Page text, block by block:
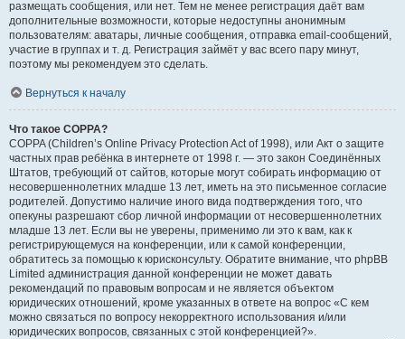
размещать сообщения, или нет. Тем не менее регистрация даёт вам
дополнительные возможности, которые недоступны анонимным
пользователям: аватары, личные сообщения, отправка email-сообщений,
участие в группах и т. д. Регистрация займёт у вас всего пару минут,
поэтому мы рекомендуем это сделать.
Вернуться к началу
Что такое COPPA?
COPPA (Children’s Online Privacy Protection Act of 1998), или Акт о защите
частных прав ребёнка в интернете от 1998 г. — это закон Соединённых
Штатов, требующий от сайтов, которые могут собирать информацию от
несовершеннолетних младше 13 лет, иметь на это письменное согласие
родителей. Допустимо наличие иного вида подтверждения того, что
опекуны разрешают сбор личной информации от несовершеннолетних
младше 13 лет. Если вы не уверены, применимо ли это к вам, как к
регистрирующемуся на конференции, или к самой конференции,
обратитесь за помощью к юрисконсульту. Обратите внимание, что phpBB
Limited администрация данной конференции не может давать
рекомендаций по правовым вопросам и не является объектом
юридических отношений, кроме указанных в ответе на вопрос «С кем
можно связаться по вопросу некорректного использования и/или
юридических вопросов, связанных с этой конференцией?».